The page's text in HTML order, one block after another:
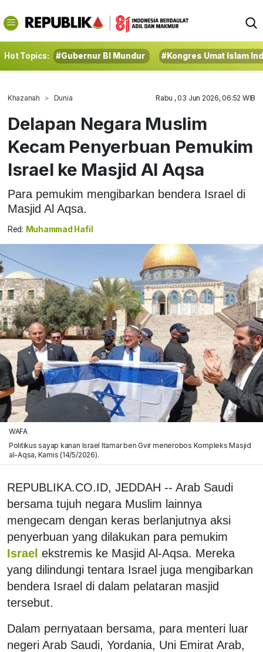
Hot Topics: #Gubernur BI Mundur #Kongres Umat Islam
Khazanah Dunia Rabu , 03 Jun 2026, 06:52 WIB
Delapan Negara Muslim
Kecam Penyerbuan Pemukim
Israel ke Masjid Al Aqsa
Para pemukim mengibarkan bendera Israel di
Masjid Al Aqsa.
Red: Muhammad Hafil
WAFA
Politikus sayap kanan Israel Itamar ben Gvir menerobos Kompleks Masjid
al-Aqsa, Kamis (14/5/2026).
REPUBLIKA.CO.ID, JEDDAH -- Arab Saudi
bersama tujuh negara Muslim lainnya
mengecam dengan keras berlanjutnya aksi
penyerbuan yang dilakukan para pemukim
Israel ekstremis ke Masjid Al-Aqsa. Mereka
yang dilindungi tentara Israel juga mengibarkan
bendera Israel di dalam pelataran masjid
tersebut.
Dalam pernyataan bersama, para menteri luar
negeri Arab Saudi, Yordania, Uni Emirat Arab,